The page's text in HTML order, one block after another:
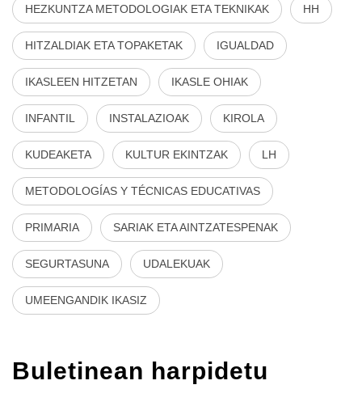
HEZKUNTZA METODOLOGIAK ETA TEKNIKAK HH
HITZALDIAK ETA TOPAKETAK IGUALDAD
IKASLEEN HITZETAN IKASLE OHIAK
INFANTIL INSTALAZIOAK KIROLA
KUDEAKETA KULTUR EKINTZAK LH
METODOLOGÍAS Y TÉCNICAS EDUCATIVAS
PRIMARIA SARIAK ETA AINTZATESPENAK
SEGURTASUNA UDALEKUAK
UMEENGANDIK IKASIZ
Buletinean harpidetu